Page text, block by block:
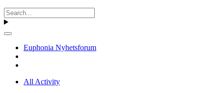
Euphonia Nyhetsforum
All Activity